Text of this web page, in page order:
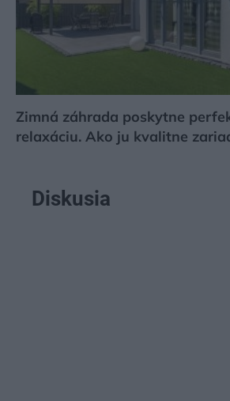
Zimná záhrada poskytne
relaxáciu. Ako ju kvalitne
Diskusia